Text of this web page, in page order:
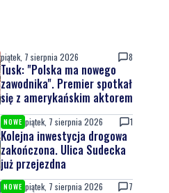
piątek, 7 sierpnia 2026 8
Tusk: "Polska ma nowego
zawodnika". Premier spotkał
się z amerykańskim aktorem
NOWE piątek, 7 sierpnia 2026 1
Kolejna inwestycja drogowa
zakończona. Ulica Sudecka
już przejezdna
NOWE piątek, 7 sierpnia 2026 7